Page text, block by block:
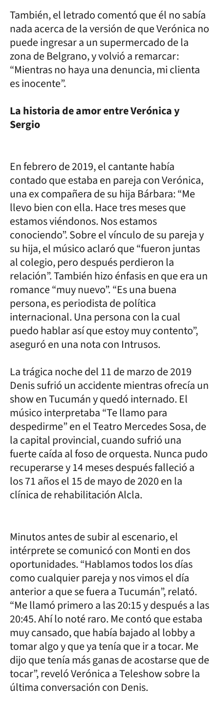
También, el letrado comentó que él no sabía
nada acerca de la versión de que Verónica no
puede ingresar a un supermercado de la
zona de Belgrano, y volvió a remarcar:
“Mientras no haya una denuncia, mi clienta
es inocente”.
La historia de amor entre Verónica y
Sergio
En febrero de 2019, el cantante había
contado que estaba en pareja con Verónica,
una ex compañera de su hija Bárbara: “Me
llevo bien con ella. Hace tres meses que
estamos viéndonos. Nos estamos
conociendo”. Sobre el vínculo de su pareja y
su hija, el músico aclaró que “fueron juntas
al colegio, pero después perdieron la
relación”. También hizo énfasis en que era un
romance “muy nuevo”. “Es una buena
persona, es periodista de política
internacional. Una persona con la cual
puedo hablar así que estoy muy contento”,
aseguró en una nota con Intrusos.
La trágica noche del 11 de marzo de 2019
Denis sufrió un accidente mientras ofrecía un
show en Tucumán y quedó internado. El
músico interpretaba “Te llamo para
despedirme” en el Teatro Mercedes Sosa, de
la capital provincial, cuando sufrió una
fuerte caída al foso de orquesta. Nunca pudo
recuperarse y 14 meses después falleció a
los 71 años el 15 de mayo de 2020 en la
clínica de rehabilitación Alcla.
Minutos antes de subir al escenario, el
intérprete se comunicó con Monti en dos
oportunidades. “Hablamos todos los días
como cualquier pareja y nos vimos el día
anterior a que se fuera a Tucumán”, relató.
“Me llamó primero a las 20:15 y después a las
20:45. Ahí lo noté raro. Me contó que estaba
muy cansado, que había bajado al lobby a
tomar algo y que ya tenía que ir a tocar. Me
dijo que tenía más ganas de acostarse que de
tocar”, reveló Verónica a Teleshow sobre la
última conversación con Denis.